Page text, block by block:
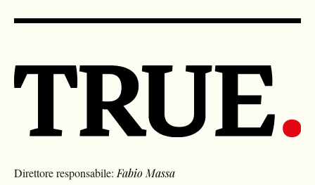
Direttore responsabile:Fabio Massa